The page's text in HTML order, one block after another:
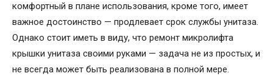
комфортный в плане использования, кроме того, имеет
важное достоинство — продлевает срок службы унитаза.
Однако стоит иметь в виду, что ремонт микролифта
крышки унитаза своими руками — задача не из простых, и
не всегда может быть реализована в полной мере.